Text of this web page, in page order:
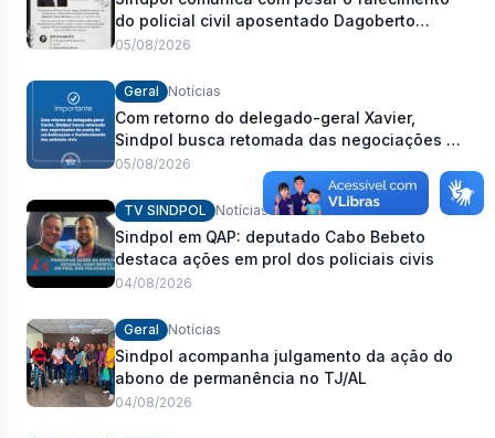
do policial civil aposentado Dagoberto
Carlos Romeiro
05/08/2026
Geral Notícias
Com retorno do delegado-geral Xavier,
Sindpol busca retomada das negociações da
pauta de reivindicações e fortalecimento dos
05/08/2026
TV SINDPOL Notícias
Sindpol em QAP: deputado Cabo Bebeto
destaca ações em prol dos policiais civis
04/08/2026
Geral Notícias
Sindpol acompanha julgamento da ação do
abono de permanência no TJ/AL
04/08/2026